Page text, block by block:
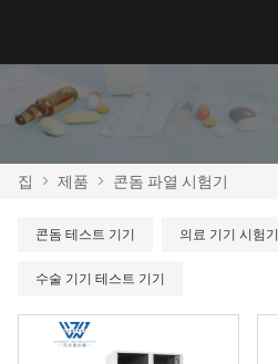
집 > 제품 > 콘돔 파열 시험기
콘돔 테스트 기기 의료 기기 시험기
수술 기기 테스트 기기